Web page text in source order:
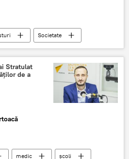
Societate
Opinie
Carne
Stratulat
de a
medic
școli